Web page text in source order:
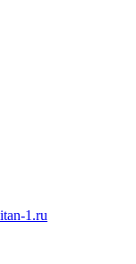
1.ru